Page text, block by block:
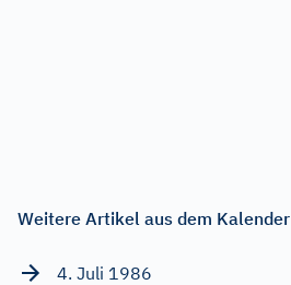
Weitere Artikel aus dem Kalender
4. Juli 1986